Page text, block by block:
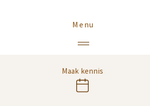
Menu
Maak kennis